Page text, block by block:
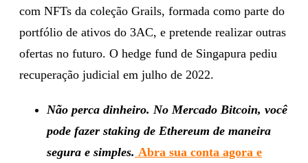
com NFTs da coleção Grails, formada como parte do
portfólio de ativos do 3AC, e pretende realizar outras
ofertas no futuro. O hedge fund de Singapura pediu
recuperação judicial em julho de 2022.
Não perca dinheiro. No Mercado Bitcoin, você
pode fazer staking de Ethereum de maneira
segura e simples. Abra sua conta agora e